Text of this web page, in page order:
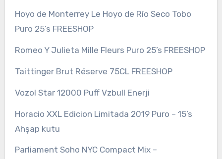
Hoyo de Monterrey Le Hoyo de Río Seco Tobo
Puro 25’s FREESHOP
Romeo Y Julieta Mille Fleurs Puro 25’s FREESHOP
Taittinger Brut Réserve 75CL FREESHOP
Vozol Star 12000 Puff Vzbull Enerji
Horacio XXL Edicion Limitada 2019 Puro – 15’s
Ahşap kutu
Parliament Soho NYC Compact Mix –